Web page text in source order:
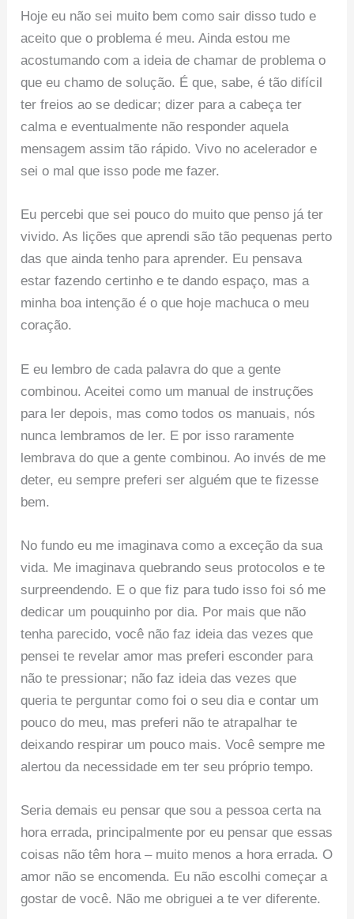
Hoje eu não sei muito bem como sair disso tudo e
aceito que o problema é meu. Ainda estou me
acostumando com a ideia de chamar de problema o
que eu chamo de solução. É que, sabe, é tão difícil
ter freios ao se dedicar; dizer para a cabeça ter
calma e eventualmente não responder aquela
mensagem assim tão rápido. Vivo no acelerador e
sei o mal que isso pode me fazer.
Eu percebi que sei pouco do muito que penso já ter
vivido. As lições que aprendi são tão pequenas perto
das que ainda tenho para aprender. Eu pensava
estar fazendo certinho e te dando espaço, mas a
minha boa intenção é o que hoje machuca o meu
coração.
E eu lembro de cada palavra do que a gente
combinou. Aceitei como um manual de instruções
para ler depois, mas como todos os manuais, nós
nunca lembramos de ler. E por isso raramente
lembrava do que a gente combinou. Ao invés de me
deter, eu sempre preferi ser alguém que te fizesse
bem.
No fundo eu me imaginava como a exceção da sua
vida. Me imaginava quebrando seus protocolos e te
surpreendendo. E o que fiz para tudo isso foi só me
dedicar um pouquinho por dia. Por mais que não
tenha parecido, você não faz ideia das vezes que
pensei te revelar amor mas preferi esconder para
não te pressionar; não faz ideia das vezes que
queria te perguntar como foi o seu dia e contar um
pouco do meu, mas preferi não te atrapalhar te
deixando respirar um pouco mais. Você sempre me
alertou da necessidade em ter seu próprio tempo.
Seria demais eu pensar que sou a pessoa certa na
hora errada, principalmente por eu pensar que essas
coisas não têm hora – muito menos a hora errada. O
amor não se encomenda. Eu não escolhi começar a
gostar de você. Não me obriguei a te ver diferente.